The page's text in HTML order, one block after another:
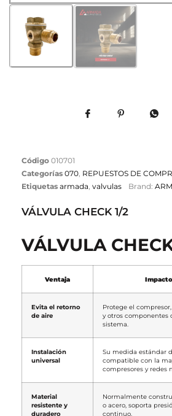
Código 010701
Categorías 070 REPUESTOS DE
Etiquetas armada valvulas Brand:
VÁLVULA CHECK 1/2
VÁLVULA
Ventaja Impacto
Evita el retorno
de aire
Protege el
y otros componentes
sistema.
Instalación
universal
Su medida estándar
compatible con la
compresores y redes
Material
resistente y
duradero
Normalmente
o acero, soporta
continuo.